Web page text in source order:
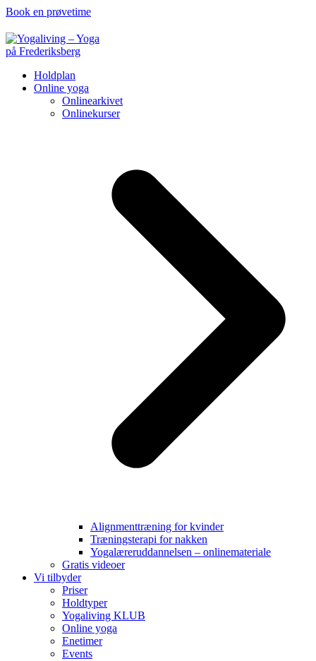
Book en prøvetime
Holdplan
Online yoga
Onlinearkivet
Onlinekurser
Alignmenttræning for kvinder
Træningsterapi for nakken
Yogalæreruddannelsen – onlinemateriale
Gratis videoer
Vi tilbyder
Priser
Holdtyper
Yogaliving KLUB
Online yoga
Enetimer
Events